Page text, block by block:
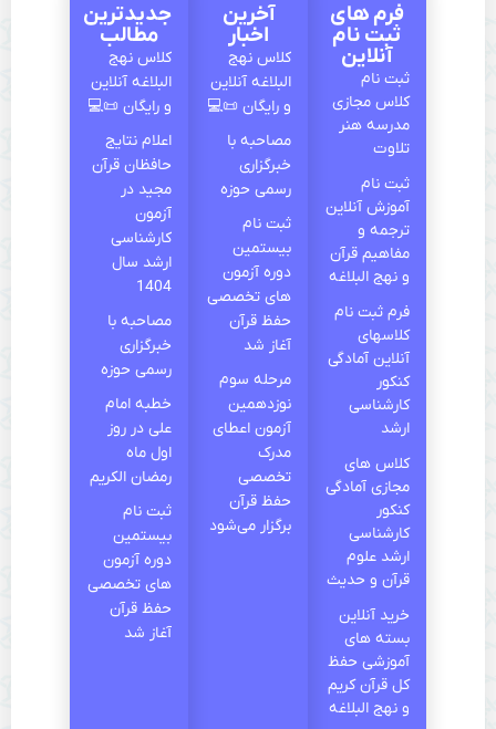
فرم های
ثبت نام
آنلاین
ثبت نام
کلاس مجازی
مدرسه هنر
ثبت نام
آموزش آنلاین
ترجمه و
مفاهیم قرآن
و نهج البلاغه
فرم ثبت نام
کلاسهای
آنلاین آمادگی
کارشناسی
کلاس های
مجازی آمادگی
کارشناسی
ارشد علوم
قرآن و حدیث
خرید آنلاین
بسته های
آموزشی حفظ
کل قرآن کریم
و نهج البلاغه
آخرین
کلاس نهج‌
البلاغه آنلاین
و رایگان 📜💻
مصاحبه با
خبرگزاری
رسمی حوزه
ثبت نام
بیستمین
دوره آزمون
های تخصصی
حفظ قرآن
آغاز شد
مرحله سوم
نوزدهمین
آزمون اعطای
تخصصی
حفظ قرآن
برگزار می‌شود
جدیدترین
مطالب
کلاس نهج‌
البلاغه آنلاین
و رایگان 📜💻
اعلام نتایج
حافظان قرآن
مجید در
كارشناسی
ارشد سال
مصاحبه با
خبرگزاری
رسمی حوزه
خطبه امام
علی در روز
اول ماه
رمضان الکریم
ثبت نام
بیستمین
دوره آزمون
های تخصصی
حفظ قرآن
آغاز شد